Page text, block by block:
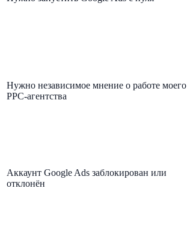
Нужно независимое мнение о работе моего
PPC-агентства
Аккаунт Google Ads заблокирован или
отклонён